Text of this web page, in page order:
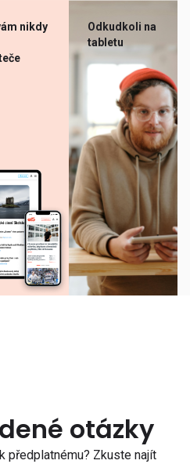
nikdy
Odkudkoli na
tabletu
otázky
předplatnému? Zkuste najít